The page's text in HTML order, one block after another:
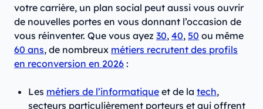
votre carrière, un plan social peut aussi vous ouvrir
de nouvelles portes en vous donnant l’occasion de
vous réinventer. Que vous ayez 30, 40, 50 ou même
60 ans, de nombreux métiers recrutent des profils
en reconversion en 2026 :
Les métiers de l’informatique et de la tech,
secteurs particulièrement porteurs et qui offrent